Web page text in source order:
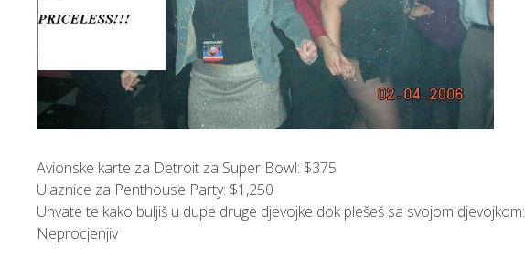
Avionske karte za Detroit za Super Bowl: $375
Ulaznice za Penthouse Party: $1,250
Uhvate te kako buljiš u dupe druge djevojke dok plešeš sa svojom djevojkom:
Neprocjenjiv